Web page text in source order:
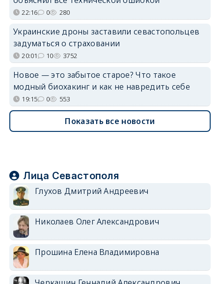
22:16 0 280
Украинские дроны заставили севастопольцев
задуматься о страховании
20:01 10 3752
Новое — это забытое старое? Что такое
модный биохакинг и как не навредить себе
19:15 0 553
Показать все новости
Лица Севастополя
Глухов Дмитрий Андреевич
Николаев Олег Александрович
Прошина Елена Владимировна